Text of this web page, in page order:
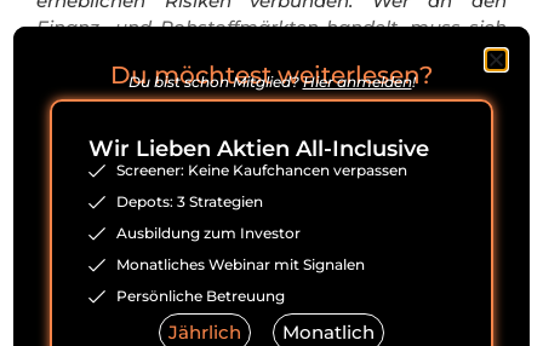
Finanz- und Rohstoffmärkten handelt, muss sich
zunächst selbstständig mit den Risiken vertraut
machen. Der Kunde handelt immer auf eigenes
Risiko und eigene Gefahr.“Wir Lieben Aktien” und
Verantwortung für jegliche Konsequenzen und
Verluste, die durch Verwendung unserer
Informationen entstehen. Es kann zu
Interessenkonflikten kommen, durch Käufe und
einen darauffolgenden Profit durch eine positive
Kursentwicklung von in Artikeln erwähnten
Du möchtest weiterlesen?
Du bist schon Mitglied?Hier anmelden!
Wir Lieben Aktien All-Inclusive
Screener: Keine Kaufchancen verpassen
Depots: 3 Strategien
Ausbildung zum Investor
Monatliches Webinar mit Signalen
Persönliche Betreuung
Jährlich Monatlich